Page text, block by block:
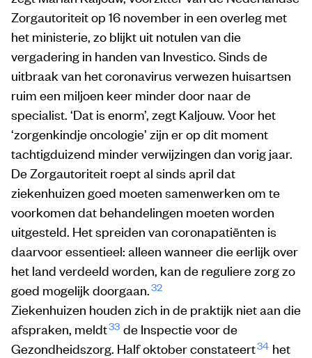
Zorgautoriteit op 16 november in een overleg met
het ministerie, zo blijkt uit notulen van die
vergadering in handen van Investico. Sinds de
uitbraak van het coronavirus verwezen huisartsen
ruim een miljoen keer minder door naar de
specialist. ‘Dat is enorm’, zegt Kaljouw. Voor het
‘zorgenkindje oncologie’ zijn er op dit moment
tachtigduizend minder verwijzingen dan vorig jaar.
De Zorgautoriteit roept al sinds april dat
ziekenhuizen goed moeten samenwerken om te
voorkomen dat behandelingen moeten worden
uitgesteld. Het spreiden van coronapatiënten is
daarvoor essentieel: alleen wanneer die eerlijk over
het land verdeeld worden, kan de reguliere zorg zo
goed mogelijk doorgaan.32
Ziekenhuizen houden zich in de praktijk niet aan die
afspraken, meldt33 de Inspectie voor de
Gezondheidszorg. Half oktober constateert34 het